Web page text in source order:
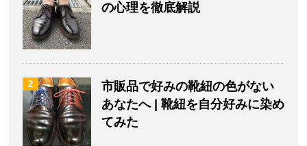
の心理を徹底解説
2
市販品で好みの靴紐の色がない
あなたへ | 靴紐を自分好みに染め
てみた